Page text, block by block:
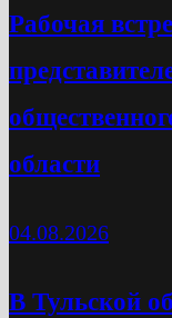
Рабочая
области
04.08.2026
В Тульской